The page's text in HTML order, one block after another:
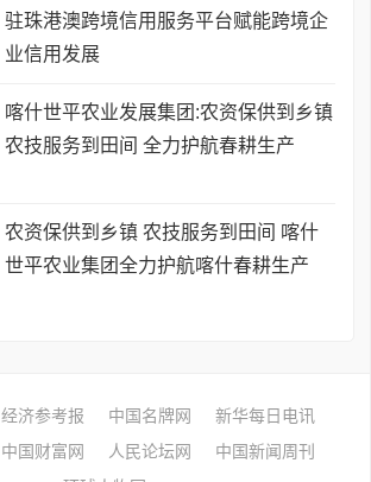
驻珠港澳跨境信用服务平台赋能跨境企
业信用发展
喀什世平农业发展集团:农资保供到乡镇
农技服务到田间 全力护航春耕生产
农资保供到乡镇 农技服务到田间 喀什
世平农业集团全力护航喀什春耕生产
经济参考报 中国名牌网
新华每日电讯
中国财富网 人民论坛网
中国新闻周刊